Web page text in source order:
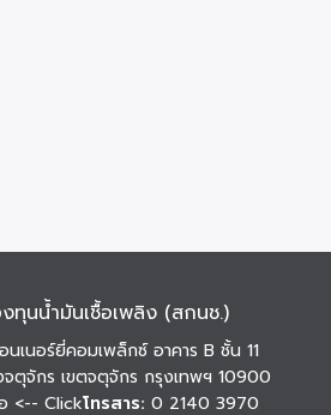
ทุนน้ำมันเชื้อเพลิง (สกนช.)
เนอร์ยี่คอมเพล็กซ์ อาคาร B ชั้น 11
ตุจักร เขตจตุจักร กรุงเทพฯ 10900
<-- Clickโทรสาร: 0 2140 3970